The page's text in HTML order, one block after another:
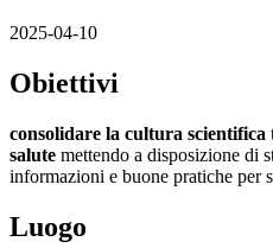
2025-04-10
Obiettivi
consolidare la cultura scientifica
salute mettendo a disposizione di
informazioni e buone pratiche per
Luogo